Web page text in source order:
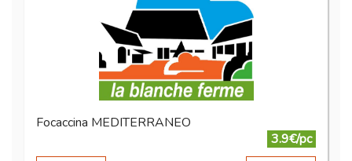
Focaccina MEDITERRANEO
3.9€/pc